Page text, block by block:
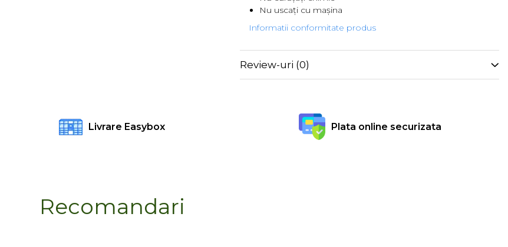
Nu uscați cu mașina
Informatii conformitate produs
Review-uri (0)
Livrare Easybox Plata online securizata
Recomandari